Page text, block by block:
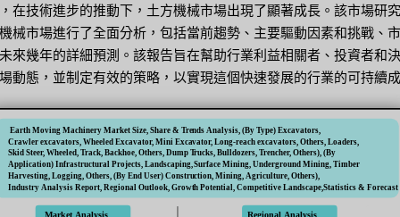
在技術進步的推動下，土方機械市場出現了顯著成長。該市場研
械市場進行了全面分析，包括當前趨勢、主要驅動因素和挑戰、
來幾年的詳細預測。該報告旨在幫助行業利益相關者、投資者和
動態，並制定有效的策略，以實現這個快速發展的行業的可持續